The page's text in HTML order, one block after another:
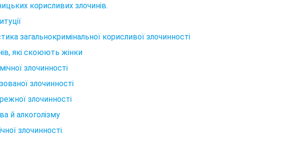
корисливих злочинів.
загальнокримінальної корисливої злочинності
які скоюють жінки
злочинності
злочинності
злочинності
й алкоголізму
злочинності.